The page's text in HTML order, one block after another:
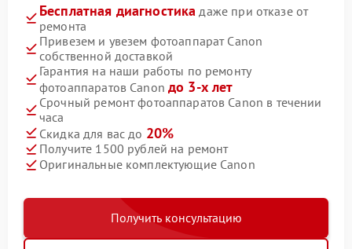
Бесплатная диагностика даже при отказе от
ремонта
Привезем и увезем фотоаппарат Canon
собственной доставкой
Гарантия на наши работы по ремонту
фотоаппаратов Canonдо 3-х лет
Срочный ремонт фотоаппаратов Canon в течении
часа
Скидка для вас до 20%
Получите 1500 рублей на ремонт
Оригинальные комплектующие Canon
Получить консультацию